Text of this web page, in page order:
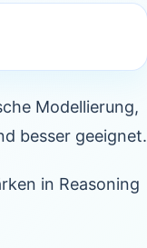
Modellierung,
besser geeignet.
in Reasoning